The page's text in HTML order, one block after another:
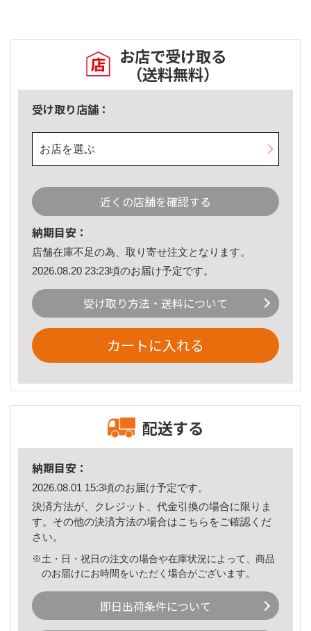
お店で受け取る
（送料無料）
受け取り店舗：
お店を選ぶ
近くの店舗を確認する
納期目安：
店舗在庫不足の為、取り寄せ注文となります。
2026.08.20 23:23頃のお届け予定です。
受け取り方法・送料について
カートに入れる
配送する
納期目安：
2026.08.01 15:3頃のお届け予定です。
決済方法が、クレジット、代金引換の場合に限りま
す。その他の決済方法の場合はこちら をご確認くだ
さい。
※土・日・祝日の注文の場合や在庫状況によって、商品
のお届けにお時間をいただく場合がございます。
即日出荷条件について